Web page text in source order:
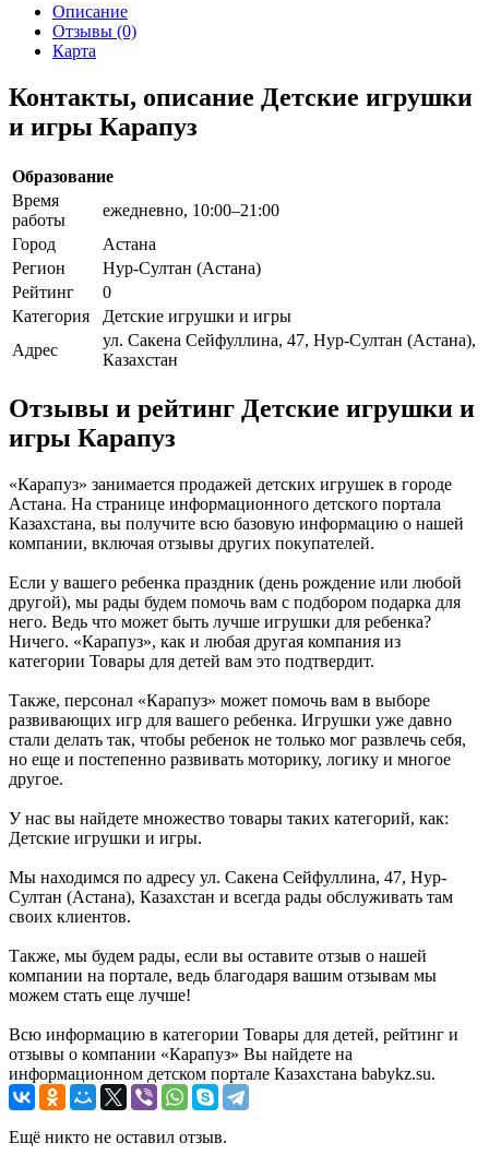
Описание
Отзывы (0)
Карта
Контакты, описание Детские игрушки
и игры Карапуз
Образование
Время
работы
ежедневно, 10:00–21:00
Город
Астана
Регион
Нур-Султан (Астана)
Рейтинг
0
Категория
Детские игрушки и игры
Адрес
ул. Сакена Сейфуллина, 47, Нур-Султан (Астана),
Казахстан
Отзывы и рейтинг Детские игрушки и
игры Карапуз
«Карапуз» занимается продажей детских игрушек в городе
Астана. На странице информационного детского портала
Казахстана, вы получите всю базовую информацию о нашей
компании, включая отзывы других покупателей.
Если у вашего ребенка праздник (день рождение или любой
другой), мы рады будем помочь вам с подбором подарка для
него. Ведь что может быть лучше игрушки для ребенка?
Ничего. «Карапуз», как и любая другая компания из
категории Товары для детей вам это подтвердит.
Также, персонал «Карапуз» может помочь вам в выборе
развивающих игр для вашего ребенка. Игрушки уже давно
стали делать так, чтобы ребенок не только мог развлечь себя,
но еще и постепенно развивать моторику, логику и многое
другое.
У нас вы найдете множество товары таких категорий, как:
Детские игрушки и игры.
Мы находимся по адресу ул. Сакена Сейфуллина, 47, Нур-
Султан (Астана), Казахстан и всегда рады обслуживать там
своих клиентов.
Также, мы будем рады, если вы оставите отзыв о нашей
компании на портале, ведь благодаря вашим отзывам мы
можем стать еще лучше!
Всю информацию в категории Товары для детей, рейтинг и
отзывы о компании «Карапуз» Вы найдете на
информационном детском портале Казахстана babykz.su.
Ещё никто не оставил отзыв.